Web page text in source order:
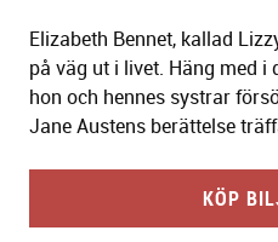
Elizabeth Bennet, kallad
på väg ut i livet. Häng med
hon och hennes systrar
Jane Austens berättelse
KÖP